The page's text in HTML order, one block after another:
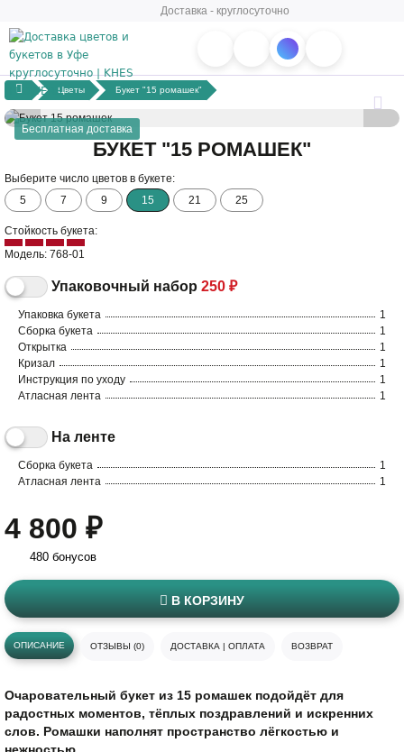
Доставка - круглосуточно
Цветы Букет "15 ромашек"
Бесплатная доставка
БУКЕТ "15 РОМАШЕК"
Выберите число цветов в букете:
5
7 9 15 21 25
Стойкость букета:
Модель: 768-01
Упаковочный набор 250 ₽
Упаковка букета
1
Сборка букета
1
Открытка
1
Кризал
1
Инструкция по уходу
1
Атласная лента
1
На ленте
Сборка букета
1
Атласная лента
1
4 800 ₽
480 бонусов
В КОРЗИНУ
ОПИСАНИЕ ОТЗЫВЫ (0) ДОСТАВКА | ОПЛАТА ВОЗВРАТ
Очаровательный букет из 15 ромашек подойдёт для
радостных моментов, тёплых поздравлений и искренних
слов. Ромашки наполнят пространство лёгкостью и